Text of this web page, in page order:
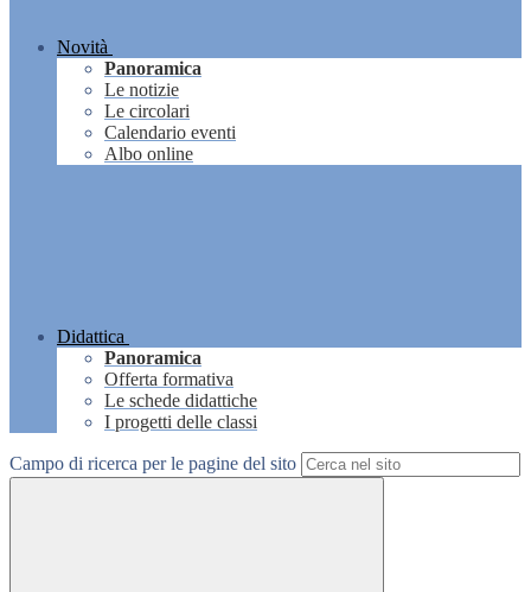
Novità
Panoramica
Le notizie
Le circolari
Calendario eventi
Albo online
Didattica
Panoramica
Offerta formativa
Le schede didattiche
I progetti delle classi
Campo di ricerca per le pagine del sito